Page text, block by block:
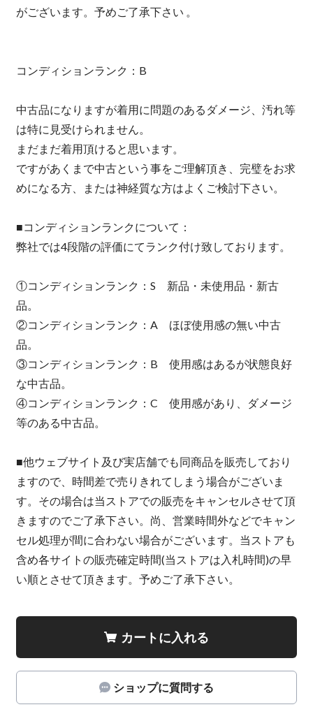
がございます。予めご了承下さい 。
コンディションランク：B
中古品になりますが着用に問題のあるダメージ、汚れ等
は特に見受けられません。
まだまだ着用頂けると思います。
ですがあくまで中古という事をご理解頂き、完璧をお求
めになる方、または神経質な方はよくご検討下さい。
■コンディションランクについて：
弊社では4段階の評価にてランク付け致しております。
①コンディションランク：S 新品・未使用品・新古
品。
②コンディションランク：A ほぼ使用感の無い中古
品。
③コンディションランク：B 使用感はあるが状態良好
な中古品。
④コンディションランク：C 使用感があり、ダメージ
等のある中古品。
■他ウェブサイト及び実店舗でも同商品を販売しており
ますので、時間差で売りきれてしまう場合がございま
す。その場合は当ストアでの販売をキャンセルさせて頂
きますのでご了承下さい。尚、営業時間外などでキャン
セル処理が間に合わない場合がございます。当ストアも
含め各サイトの販売確定時間(当ストアは入札時間)の早
い順とさせて頂きます。予めご了承下さい。
カートに入れる
ショップに質問する